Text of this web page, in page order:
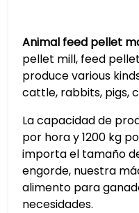
Animal feed pellet
pellet mill, feed
produce various
cattle, rabbits, pigs,
La capacidad de
por hora y 1200 kg
importa el tamaño
engorde, nuestra
alimento para
necesidades.